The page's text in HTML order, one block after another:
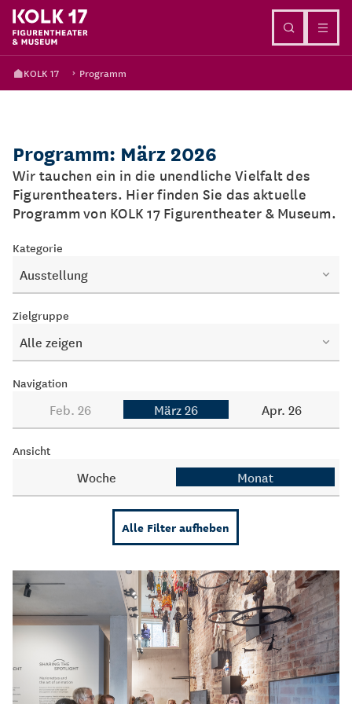
KOLK 17 Programm
Programm: März 2026
Wir tauchen ein in die unendliche Vielfalt des
Figurentheaters. Hier finden Sie das aktuelle
Programm von KOLK 17 Figurentheater & Museum.
Kategorie
Ausstellung
Zielgruppe
Alle zeigen
Navigation
Feb. 26 März 26 Apr. 26
Ansicht
Woche Monat
Alle Filter aufheben